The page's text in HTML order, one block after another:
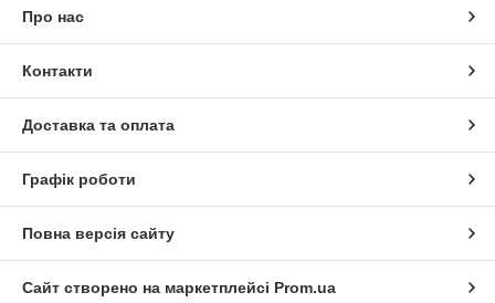
Про нас
Контакти
Доставка та оплата
Графік роботи
Повна версія сайту
Сайт створено на маркетплейсі Prom.ua